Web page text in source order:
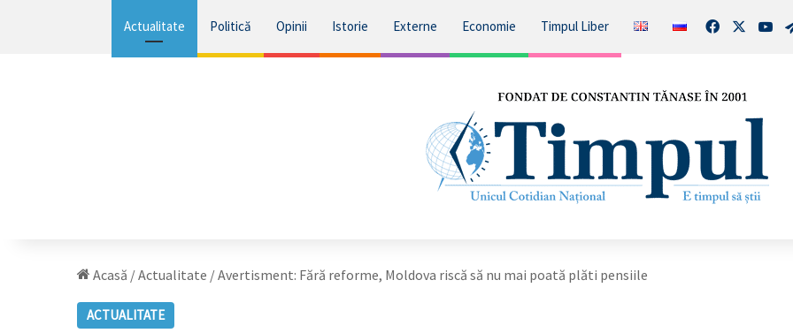
Actualitate Politică Opinii Istorie Externe Economie Timpul Liber Facebook
Acasă /Actualitate /Avertisment: Fără reforme, Moldova riscă să nu mai poată plăti pensiile
ACTUALITATE